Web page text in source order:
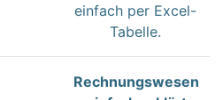
einfach per Excel-
Tabelle.
Rechnungswesen